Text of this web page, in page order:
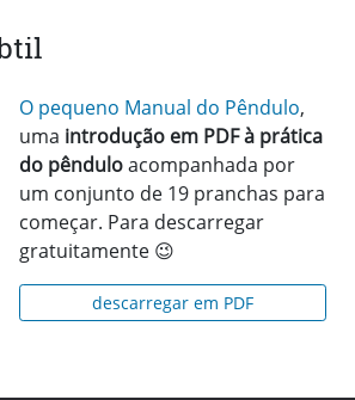
O pequeno Manual do Pêndulo,
uma introdução em PDF à prática
do pênduloacompanhada por
um conjunto de 19 pranchas para
começar. Para descarregar
gratuitamente 😉
descarregar em PDF